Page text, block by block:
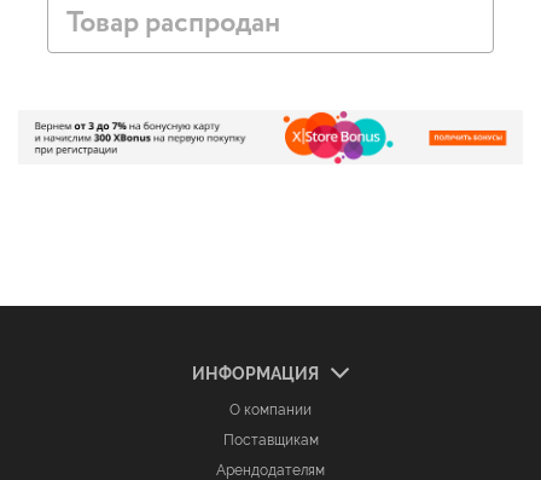
Товар распродан
ИНФОРМАЦИЯ
О компании
Поставщикам
Арендодателям